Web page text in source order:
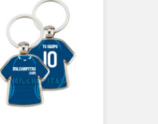
Vista rápida